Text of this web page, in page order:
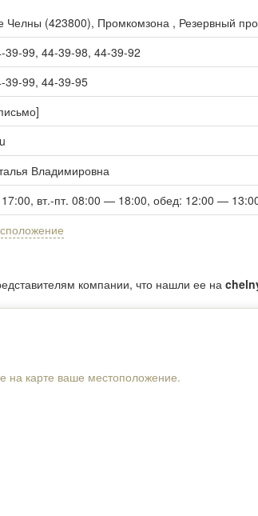
Челны (423800), Промкомзона , Резервный
39-99, 44-39-98, 44-39-92
39-99, 44-39-95
Владимировна
вт.-пт. 08:00 — 18:00, обед: 12:00 —
компании, что нашли ее на
на карте ваше местоположение.